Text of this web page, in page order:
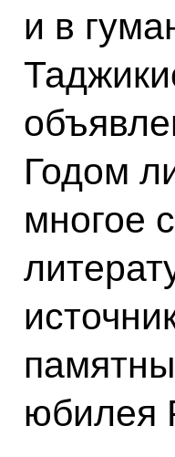
и в
Годом
многое
юбилея